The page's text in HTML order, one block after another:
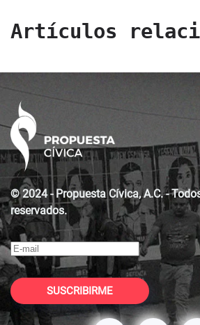
Artículos
© 2024 - Propuesta Cívica, A.C. -
reservados.
SUSCRIBIRME